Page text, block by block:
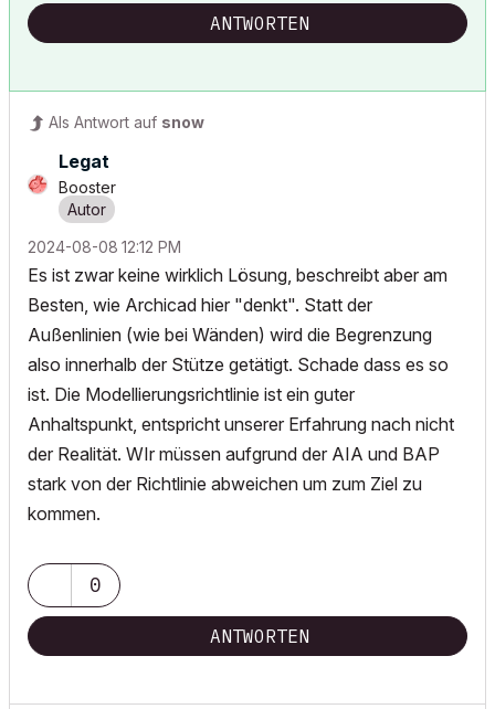
ANTWORTEN
Als Antwort auf snow
Legat
Booster
‎2024-08-08 12:12 PM
Es ist zwar keine wirklich Lösung, beschreibt aber am
Besten, wie Archicad hier "denkt". Statt der
Außenlinien (wie bei Wänden) wird die Begrenzung
also innerhalb der Stütze getätigt. Schade dass es so
ist. Die Modellierungsrichtlinie ist ein guter
Anhaltspunkt, entspricht unserer Erfahrung nach nicht
der Realität. WIr müssen aufgrund der AIA und BAP
stark von der Richtlinie abweichen um zum Ziel zu
kommen.
0
ANTWORTEN